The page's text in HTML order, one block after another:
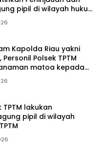
pipil di wilayah hukum
Kapolda Riau yakni
Polsek TPTM
matoa kepada
TPTM lakukan
pipil di wilayah